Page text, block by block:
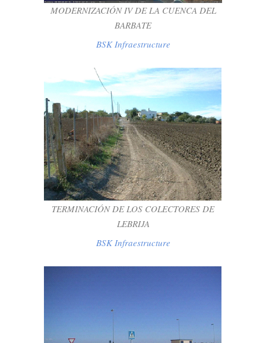
MODERNIZACIÓN IV DE LA CUENCA DEL
BARBATE
BSK Infraestructure
TERMINACIÓN DE LOS COLECTORES DE
LEBRIJA
BSK Infraestructure
TERMINACIÓN DE LOS COLECTORES DE
LEBRIJA
BSK Infraestructure
URBANIZACIÓN POLÍGONO